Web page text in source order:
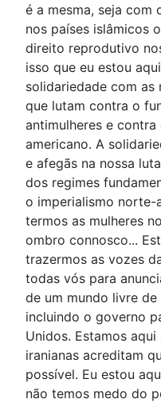
é a mesma, seja
nos países islâmicos
direito reprodutivo
isso que eu estou
solidariedade com as
que lutam contra o
antimulheres e
americano. A
e afegãs na nossa
dos regimes
o imperialismo
termos as mulheres
ombro connosco...
trazermos as vozes
todas vós para
de um mundo livre
incluindo o governo
Unidos. Estamos
iranianas acreditam
possível. Eu estou
não temos medo do